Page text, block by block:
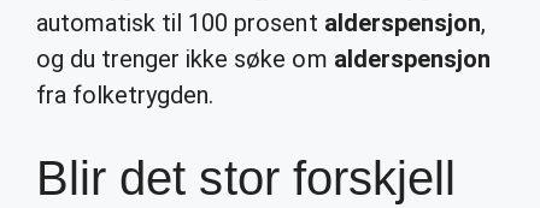
automatisk til 100 prosent alderspensjon,
og du trenger ikke søke om alderspensjon
fra folketrygden.
Blir det stor forskjell